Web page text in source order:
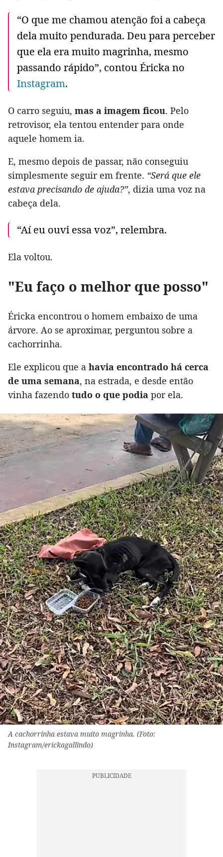
“O que me chamou atenção foi a cabeça
dela muito pendurada. Deu para perceber
que ela era muito magrinha, mesmo
passando rápido”, contou Éricka no
Instagram.
O carro seguiu, mas a imagem ficou. Pelo
retrovisor, ela tentou entender para onde
aquele homem ia.
E, mesmo depois de passar, não conseguiu
simplesmente seguir em frente. “Será que ele
estava precisando de ajuda?”, dizia uma voz na
cabeça dela.
“Aí eu ouvi essa voz”, relembra.
Ela voltou.
"Eu faço o melhor que posso"
Éricka encontrou o homem embaixo de uma
árvore. Ao se aproximar, perguntou sobre a
cachorrinha.
Ele explicou que a havia encontrado há cerca
de uma semana, na estrada, e desde então
vinha fazendo tudo o que podia por ela.
A cachorrinha estava muito magrinha. (Foto:
Instagram/erickagallindo)